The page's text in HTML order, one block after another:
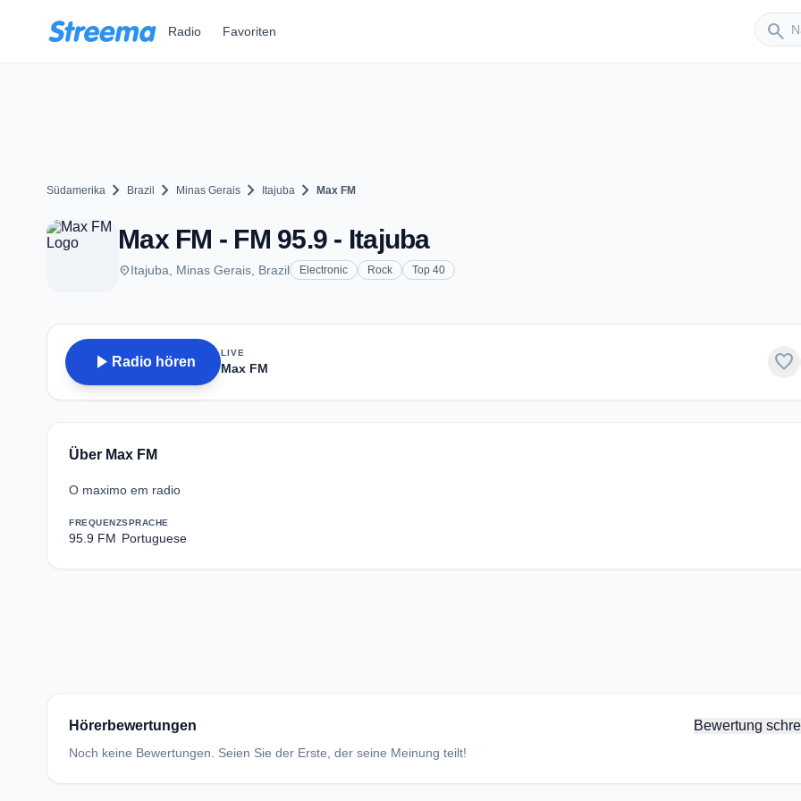
Radio Favoriten search
Südamerika chevron_right Brazil chevron_right Minas Gerais chevron_right Itajuba chevron_right Max FM
Max FM - FM 95.9 - Itajuba
placeItajuba, Minas Gerais, Brazil Electronic Rock Top 40
play_arrow Radio hören
LIVE
Max FM favorite
Über Max FM
O maximo em radio
FREQUENZ
95.9 FM
SPRACHE
Portuguese
Hörerbewertungen Bewertung
Noch keine Bewertungen. Seien Sie der Erste, der seine Meinung teilt!